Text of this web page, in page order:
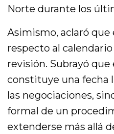
Norte durante los
Asimismo, aclaró
respecto al
revisión. Subrayó que
constituye una fecha
las negociaciones,
formal de un
extenderse más allá